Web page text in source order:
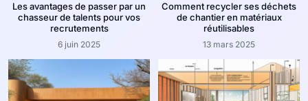
Les avantages de passer par un
chasseur de talents pour vos
recrutements
6 juin 2025
Comment recycler ses déchets
de chantier en matériaux
réutilisables
13 mars 2025